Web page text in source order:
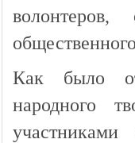
Как было
народного